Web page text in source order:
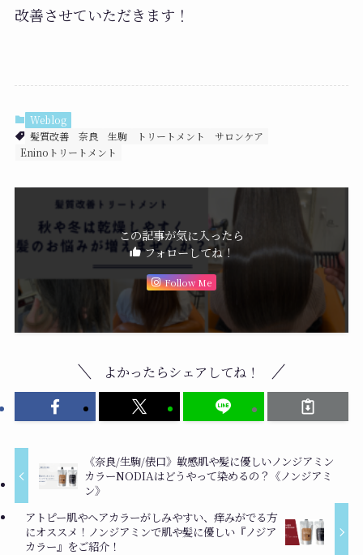
改善させていただきます！
Weblog
髪質改善
奈良 生駒 トリートメント
サロンケア
Eninoトリートメント
この記事が気に入ったら
フォローしてね！
Follow Me
よかったらシェアしてね！
《奈良/生駒/俵口》敏感肌や髪に優しいノンジアミン
カラーNODIAはどうやって染めるの？《ノンジアミ
ン》
アトピー肌やヘアカラーがしみやすい、痒みがでる方
にオススメ！ノンジアミンで肌や髪に優しい『ノジア
カラー』をご紹介！